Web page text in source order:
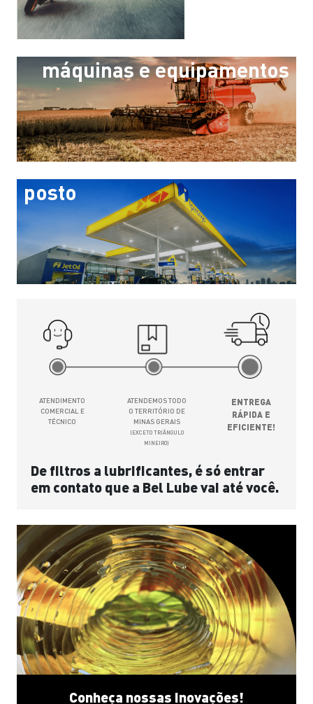
máquinas e equipamentos
posto
ATENDIMENTO
COMERCIAL E
TÉCNICO
ATENDEMOS TODO
O TERRITÓRIO DE
MINAS GERAIS
(EXCETO TRIÂNGULO
MINEIRO)
ENTREGA
RÁPIDA E
EFICIENTE!
De filtros a lubrificantes, é só entrar
em contato que a Bel Lube vai até você.
Conheça nossas inovações!